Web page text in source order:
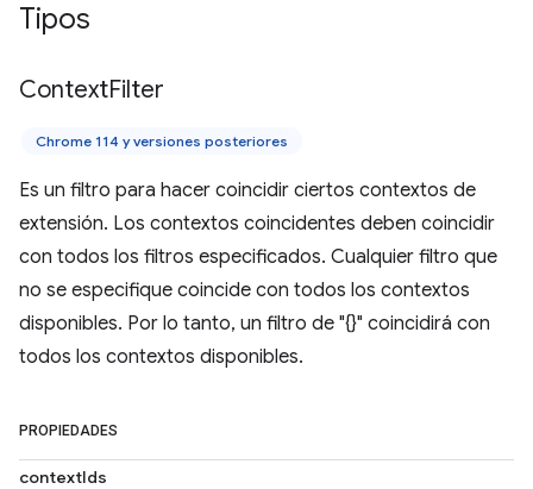
Tipos
ContextFilter
Chrome 114 y versiones posteriores
Es un filtro para hacer coincidir ciertos contextos de
extensión. Los contextos coincidentes deben coincidir
con todos los filtros especificados. Cualquier filtro que
no se especifique coincide con todos los contextos
disponibles. Por lo tanto, un filtro de "{}" coincidirá con
todos los contextos disponibles.
PROPIEDADES
contextIds